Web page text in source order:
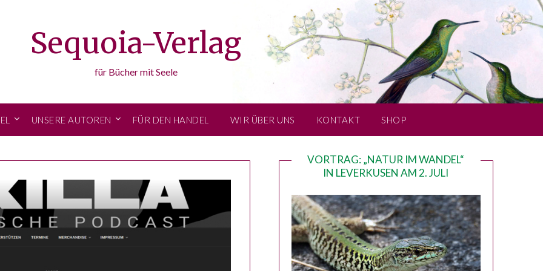
Sequoia-Verlag
für Bücher mit Seele
UNSERE AUTOREN FÜR DEN HANDEL WIR ÜBER UNS KONTAKT SHOP
VORTRAG: „NATUR IM WANDEL“
IN LEVERKUSEN AM 2. JULI